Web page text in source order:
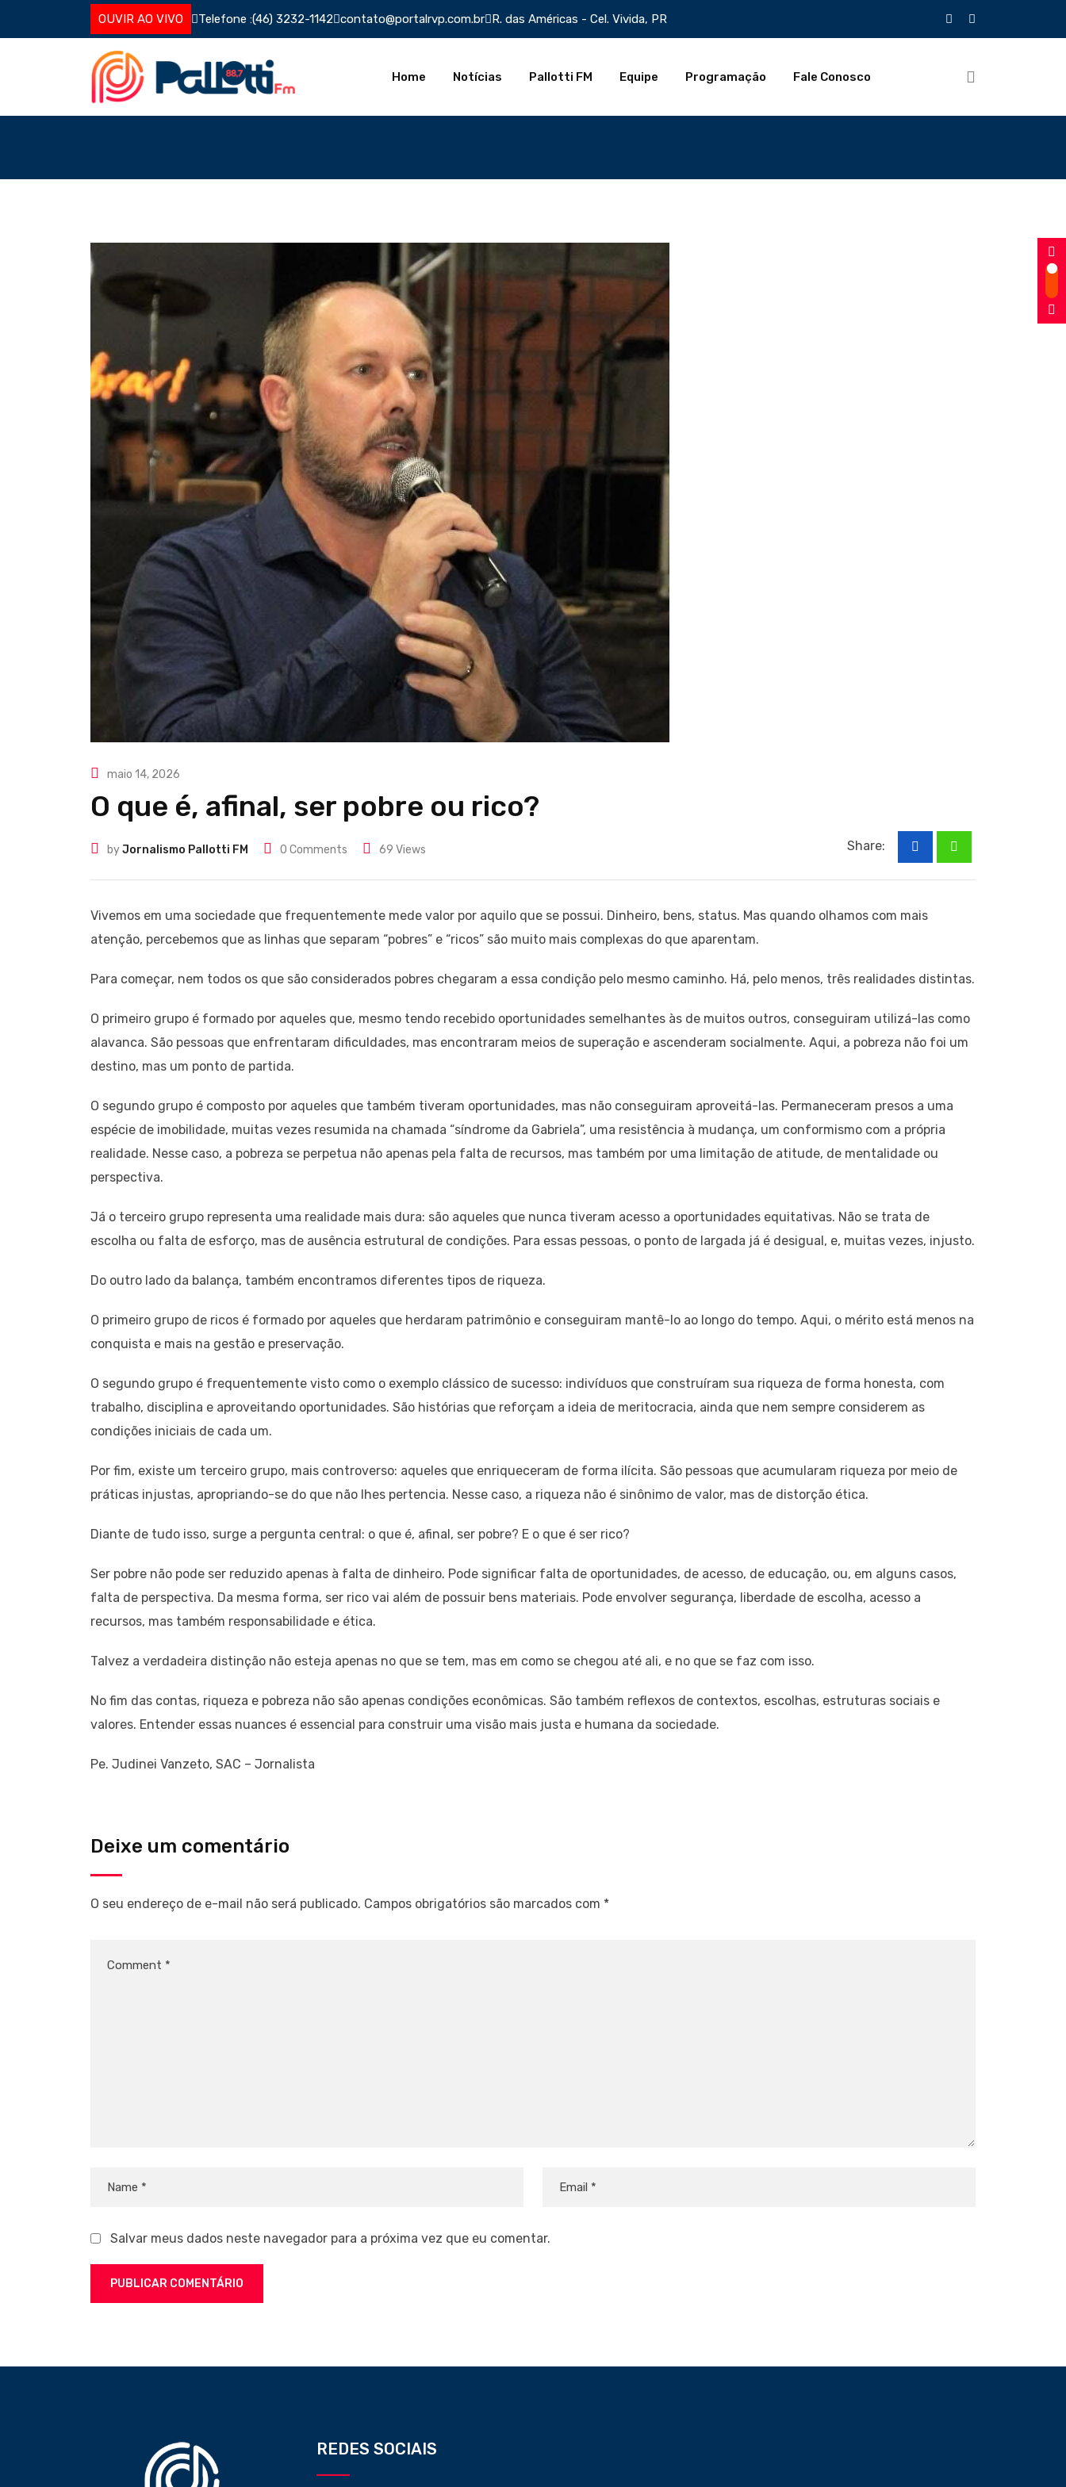
to
OUVIR AO VIVO Telefone :(46) 3232-1142 contato@portalrvp.com.br R. das Américas - Cel. Vivida, PR
Home Notícias Pallotti FM Equipe Programação Fale Conosco
maio 14, 2026
O que é, afinal, ser pobre ou rico?
byJornalismo Pallotti FM 0 Comments 69 Views Share:
Vivemos em uma sociedade que frequentemente mede valor por aquilo que se possui. Dinheiro, bens, status. Mas quando olhamos com mais
atenção, percebemos que as linhas que separam “pobres” e “ricos” são muito mais complexas do que aparentam.
Para começar, nem todos os que são considerados pobres chegaram a essa condição pelo mesmo caminho. Há, pelo menos, três realidades distintas.
O primeiro grupo é formado por aqueles que, mesmo tendo recebido oportunidades semelhantes às de muitos outros, conseguiram utilizá-las como
alavanca. São pessoas que enfrentaram dificuldades, mas encontraram meios de superação e ascenderam socialmente. Aqui, a pobreza não foi um
destino, mas um ponto de partida.
O segundo grupo é composto por aqueles que também tiveram oportunidades, mas não conseguiram aproveitá-las. Permaneceram presos a uma
espécie de imobilidade, muitas vezes resumida na chamada “síndrome da Gabriela”, uma resistência à mudança, um conformismo com a própria
realidade. Nesse caso, a pobreza se perpetua não apenas pela falta de recursos, mas também por uma limitação de atitude, de mentalidade ou
perspectiva.
Já o terceiro grupo representa uma realidade mais dura: são aqueles que nunca tiveram acesso a oportunidades equitativas. Não se trata de
escolha ou falta de esforço, mas de ausência estrutural de condições. Para essas pessoas, o ponto de largada já é desigual, e, muitas vezes, injusto.
Do outro lado da balança, também encontramos diferentes tipos de riqueza.
O primeiro grupo de ricos é formado por aqueles que herdaram patrimônio e conseguiram mantê-lo ao longo do tempo. Aqui, o mérito está menos na
conquista e mais na gestão e preservação.
O segundo grupo é frequentemente visto como o exemplo clássico de sucesso: indivíduos que construíram sua riqueza de forma honesta, com
trabalho, disciplina e aproveitando oportunidades. São histórias que reforçam a ideia de meritocracia, ainda que nem sempre considerem as
condições iniciais de cada um.
Por fim, existe um terceiro grupo, mais controverso: aqueles que enriqueceram de forma ilícita. São pessoas que acumularam riqueza por meio de
práticas injustas, apropriando-se do que não lhes pertencia. Nesse caso, a riqueza não é sinônimo de valor, mas de distorção ética.
Diante de tudo isso, surge a pergunta central: o que é, afinal, ser pobre? E o que é ser rico?
Ser pobre não pode ser reduzido apenas à falta de dinheiro. Pode significar falta de oportunidades, de acesso, de educação, ou, em alguns casos,
falta de perspectiva. Da mesma forma, ser rico vai além de possuir bens materiais. Pode envolver segurança, liberdade de escolha, acesso a
recursos, mas também responsabilidade e ética.
Talvez a verdadeira distinção não esteja apenas no que se tem, mas em como se chegou até ali, e no que se faz com isso.
No fim das contas, riqueza e pobreza não são apenas condições econômicas. São também reflexos de contextos, escolhas, estruturas sociais e
valores. Entender essas nuances é essencial para construir uma visão mais justa e humana da sociedade.
Pe. Judinei Vanzeto, SAC – Jornalista
Deixe um comentário
O seu endereço de e-mail não será publicado. Campos obrigatórios são marcados com *
Salvar meus dados neste navegador para a próxima vez que eu comentar.
REDES SOCIAIS